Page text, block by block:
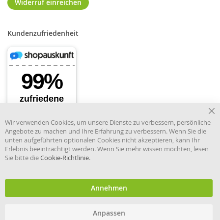
Widerruf einreichen
Kundenzufriedenheit
Händler im offiziellen Register
und Information.
Wir verwenden Cookies, um unsere Dienste zu verbessern, persönliche
Angebote zu machen und Ihre Erfahrung zu verbessern. Wenn Sie die
unten aufgeführten optionalen Cookies nicht akzeptieren, kann Ihr
Erlebnis beeinträchtigt werden. Wenn Sie mehr wissen möchten, lesen
Sie bitte dieCookie-Richtlinie.
Annehmen
Anpassen